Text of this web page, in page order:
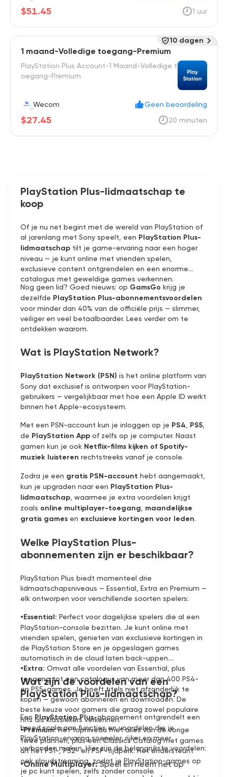
$51.45 1 uur
1 maand-Volledige toegang-Premium
PlayStation Plus Account-1 Maand-Volledige t
oegang-Premium
Wecom Geen beoordeling
$27.45 20 minuten
10 dagen
PlayStation Plus-lidmaatschap te
koop
Of je nu net begint met de wereld van PlayStation of
al jarenlang met Sony speelt, een PlayStation Plus-
lidmaatschap tilt je game-ervaring naar een hoger
niveau — je kunt online met vrienden spelen,
exclusieve content ontgrendelen en een enorme
catalogus met geweldige games verkennen.
Nog geen lid? Goed nieuws: op GamsGo krijg je
dezelfde PlayStation Plus-abonnementsvoordelen
voor minder dan 40% van de officiële prijs — slimmer,
veiliger en veel betaalbaarder. Lees verder om te
ontdekken waarom.
Wat is PlayStation Network?
PlayStation Network (PSN) is het online platform van
Sony dat exclusief is ontworpen voor PlayStation-
gebruikers — vergelijkbaar met hoe een Apple ID werkt
binnen het Apple-ecosysteem.
Met een PSN-account kun je inloggen op je PS4 PS5
de PlayStation App of zelfs op je computer. Naast
gamen kun je ook Netflix-films kijken of Spotify-
muziek luisteren rechtstreeks vanaf je console.
Zodra je een gratis PSN-account hebt aangemaakt,
kun je upgraden naar een PlayStation Plus-
lidmaatschap , waarmee je extra voordelen krijgt
zoals online multiplayer-toegang maandelijkse
gratis games en exclusieve kortingen voor leden.
Welke PlayStation Plus-
abonnementen zijn er beschikbaar?
PlayStation Plus biedt momenteel drie
lidmaatschapsniveaus — Essential, Extra en Premium —
elk ontworpen voor verschillende soorten spelers:
•Essential: Perfect voor dagelijkse spelers die al een
PlayStation-console bezitten. Je kunt online met
vrienden spelen, genieten van exclusieve kortingen in
de PlayStation Store en je opgeslagen games
automatisch in de cloud laten back-uppen.
•Extra: Omvat alle voordelen van Essential, plus
toegang tot een catalogus van meer dan 400 PS4-
en PS5-games. Je hoeft titels niet afzonderlijk te
kopen — gewoon abonneren en downloaden. De
beste keuze voor gamers die graag zowel populaire
hits als klassiekers verkennen.
•Premium:Het topniveau met alles van de vorige
twee plannen, plus een Classics Catalog met games
uit het PS1-, PS2- en PSP-tijdperk. Het ondersteunt
ook cloudstreaming, zodat je PlayStation-games op
je pc kunt spelen, zelfs zonder console.
Wat zijn de voordelen van een
PlayStation Plus-lidmaatschap?
Een PlayStation Plus-abonnement ontgrendelt een
breed scala aan functies en voordelen die je
PlayStation-ervaring soepeler, rijker en meer
verbonden maken. Hier zijn de belangrijkste voordelen:
•Online Multiplayer:Speel en neem het op